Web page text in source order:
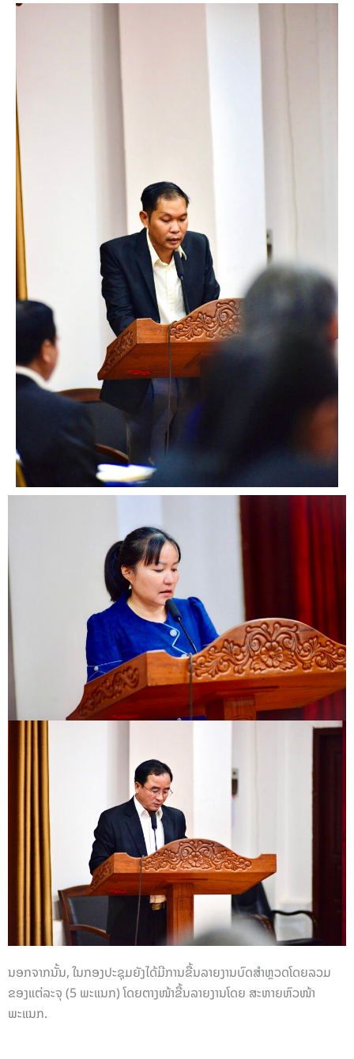
ນອກຈາກນັ້ນ, ໃນກອງປະຊຸມຍັງໄດ້ມີການຂື້ນລາຍງານບົດສຳຫຼວດໂດຍລວມ
ຂອງແຕ່ລະຈຸ (5 ພະແນກ) ໂດຍຕາງໜ້າຂື້ນລາຍງານໂດຍ ສະຫາຍຫົວໜ້າ
ພະແນກ.